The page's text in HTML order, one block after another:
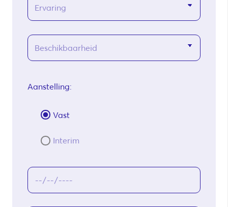
Aanstelling:
Vast
Interim